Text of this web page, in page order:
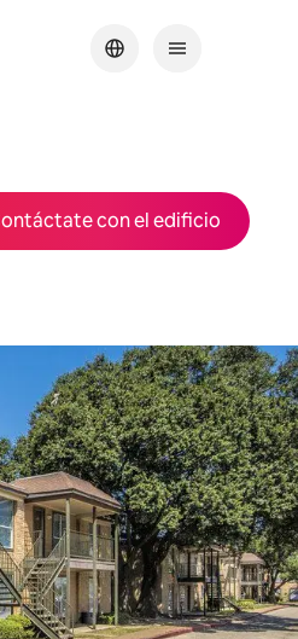
con el edificio